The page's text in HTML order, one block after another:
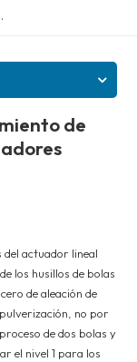
de
actuador lineal
los husillos de bolas
de aleación de
no por
de dos bolas y
el nivel 1 para los